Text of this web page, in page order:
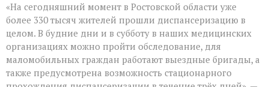
«На сегодняшний момент в Ростовской области уже
более 330 тысяч жителей прошли диспансеризацию в
целом. В будние дни и в субботу в наших медицинских
организациях можно пройти обследование, для
маломобильных граждан работают выездные бригады, а
также предусмотрена возможность стационарного